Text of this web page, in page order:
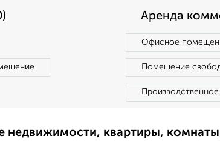
Аренда
Офисное
Помещение
недвижимости, квартиры,